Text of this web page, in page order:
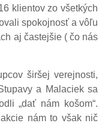
klientov zo všetkých
spokojnosť a vôľu
aj častejšie ( čo nás
širšej verejnosti,
a Malaciek sa
„dať nám košom“.
nám to však nič